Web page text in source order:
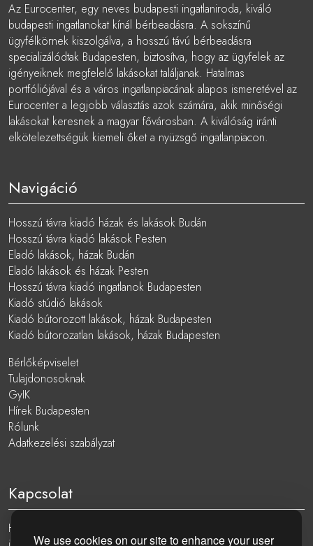
We use cookies on our site to enhance your user
Az Eurocenter, egy neves budapesti ingatlaniroda, kiváló
budapesti ingatlanokat kínál bérbeadásra. A sokszínű
ügyfélkörnek kiszolgálva, a hosszú távú bérbeadásra
specializálódtak Budapesten, biztosítva, hogy az ügyfelek az
igényeiknek megfelelő lakásokat találjanak. Hatalmas
portfóliójával és a város ingatlanpiacának alapos ismeretével az
Eurocenter a legjobb választás azok számára, akik minőségi
lakásokat keresnek a magyar fővárosban. A kiválóság iránti
elkötelezettségük kiemeli őket a nyüzsgő ingatlanpiacon.
Navigáció
Hosszú távra kiadó házak és lakások Budán
Hosszú távra kiadó lakások Pesten
Eladó lakások, házak Budán
Eladó lakások és házak Pesten
Hosszú távra kiadó ingatlanok Budapesten
Kiadó stúdió lakások
Kiadó bútorozott lakások, házak Budapesten
Kiadó bútorozatlan lakások, házak Budapesten
Bérlőképviselet
Tulajdonosoknak
GyIK
Hírek Budapesten
Rólunk
Adatkezelési szabályzat
Kapcsolat
Hungary, 1051 Budapest, Nádor utca 19.